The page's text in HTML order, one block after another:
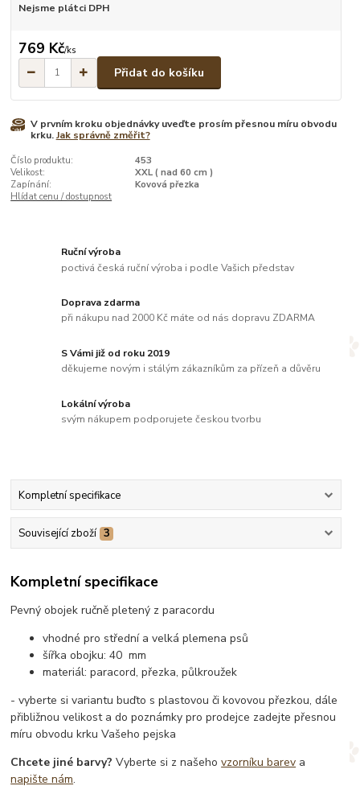
Nejsme plátci DPH
769 Kč/ks
Přidat do košíku
V prvním kroku objednávky uveďte prosím přesnou míru obvodu
krku.Jak správně změřit?
Číslo produktu:
453
Velikost:
XXL ( nad 60 cm )
Zapínání:
Kovová přezka
Hlídat cenu / dostupnost
Ruční výroba
poctivá česká ruční výroba i podle Vašich představ
Doprava zdarma
při nákupu nad 2000 Kč máte od nás dopravu ZDARMA
S Vámi již od roku 2019
děkujeme novým i stálým zákazníkům za přízeň a důvěru
Lokální výroba
svým nákupem podporujete českou tvorbu
Kompletní specifikace
Související zboží 3
Kompletní specifikace
Pevný obojek ručně pletený z paracordu
vhodné pro střední a velká plemena psů
šířka obojku: 40 mm
materiál: paracord, přezka, půlkroužek
- vyberte si variantu buďto s plastovou či kovovou přezkou, dále
přibližnou velikost a do poznámky pro prodejce zadejte přesnou
míru obvodu krku Vašeho pejska
Chcete jiné barvy? Vyberte si z našehovzorníku barev a
napište nám.